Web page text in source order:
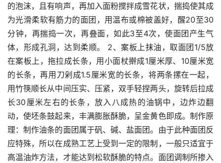
的泡沫，且有响声，再加入面粉搅拌成雪花状，揣捣使其成
为光滑柔软有筋力的面团，用温布或棉被盖好，醒20至30
分钟，再揣捣一次，再叠面，如此3至4次，使面团产生气
体，形成孔洞，达到柔顺。 2、案板上抹油，取面团1/5放
在案板上，拖拉成长条，用小面杖擀成1厘米厚、10厘米宽
的长条，再用刀剁成1.5厘米宽的长条，将两条摞在一起，
用竹筷顺长从中间压实、压紧，双手轻捏两头，旋转后拉成
长30厘米左右的长条，放入八成热的油锅中，边炸边翻
动，使坯条鼓起来，丰满膨胀酥脆，呈金黄色即成。制作原
理：制作油条的面团属于矾、碱、盐面团。由于此种面团反
应特殊，所以在成熟工艺上受到一定的限制，一般只适宜于
高温油炸方法，才能达到松软酥脆的特点。面团调制所掺入